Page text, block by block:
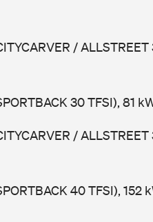
/
30 TFSI), 81
/
40 TFSI), 152